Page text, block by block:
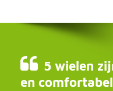
5 wielen
en